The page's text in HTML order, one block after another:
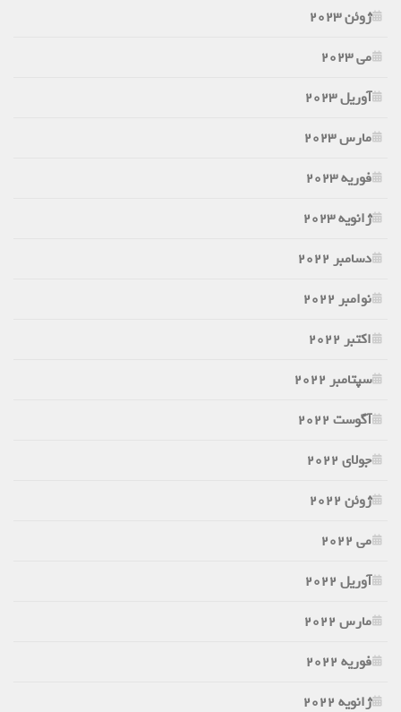
ژوئن 2023
می 2023
آوریل 2023
مارس 2023
فوریه 2023
ژانویه 2023
دسامبر 2022
نوامبر 2022
اکتبر 2022
سپتامبر 2022
آگوست 2022
جولای 2022
ژوئن 2022
می 2022
آوریل 2022
مارس 2022
فوریه 2022
ژانویه 2022